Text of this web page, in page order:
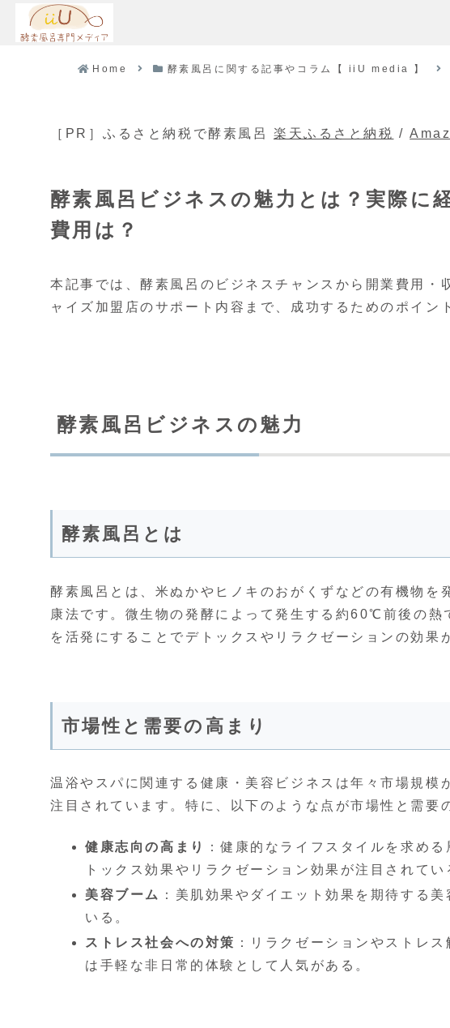
Home 酵素風呂に関する記事やコラム【 iiU media 】
［PR］ふるさと納税で酵素風呂 楽天ふるさと納税 /
酵素風呂ビジネスの魅力とは？実際に
費用は？
本記事では、酵素風呂のビジネスチャンスから開業費用・
ャイズ加盟店のサポート内容まで、成功するためのポイン
酵素風呂ビジネスの魅力
酵素風呂とは
酵素風呂とは、米ぬかやヒノキのおがくずなどの有機物を
康法です。微生物の発酵によって発生する約60℃前後の熱
を活発にすることでデトックスやリラクゼーションの効果
市場性と需要の高まり
温浴やスパに関連する健康・美容ビジネスは年々市場規模
注目されています。特に、以下のような点が市場性と需要
健康志向の高まり
：健康的なライフスタイルを求め
トックス効果やリラクゼーション効果が注目されてい
美容ブーム
：美肌効果やダイエット効果を期待する
いる。
ストレス社会への対策 ：リラクゼーションやストレ
は手軽な非日常的体験として人気がある。